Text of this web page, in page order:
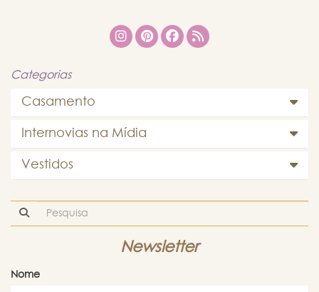
Categorias
Casamento
Internovias na Mídia
Vestidos
Newsletter
Nome